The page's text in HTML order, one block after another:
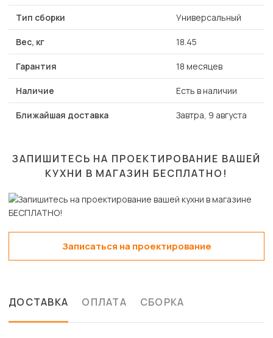
Тип сборки Универсальный
Вес, кг 18.45
Гарантия 18 месяцев
Наличие Есть в наличии
Ближайшая доставка Завтра, 9 августа
ЗАПИШИТЕСЬ НА ПРОЕКТИРОВАНИЕ ВАШЕЙ
КУХНИ В МАГАЗИН БЕСПЛАТНО!
Записаться на проектирование
ДОСТАВКА ОПЛАТА СБОРКА